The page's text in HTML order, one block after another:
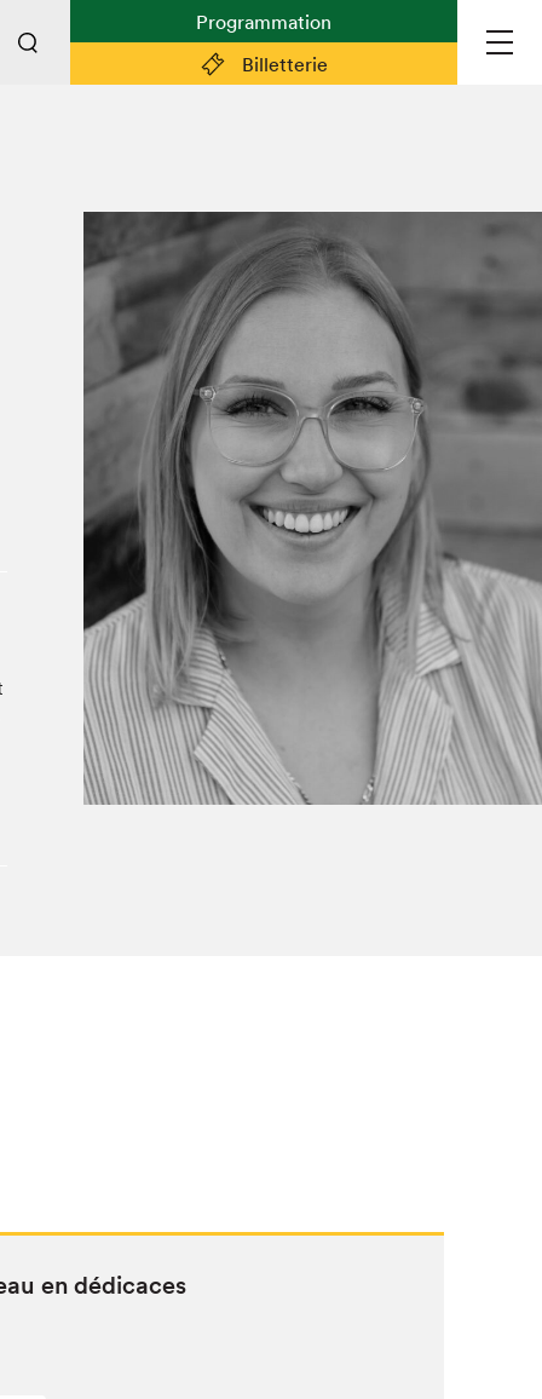
Billetterie
Programmation
Plan du Salon
Préparer sa visite
Partenaires
Espace médias
Espace exposant·e·s
Espace enseignant·e·s
Espace participant⋅e⋅s
Espace Salon dans la ville
Espace bénévoles
Devenir bénévole
À propos du Salon
Liste des exposant·e·s
Liste des auteur·rice·s
en dédicaces